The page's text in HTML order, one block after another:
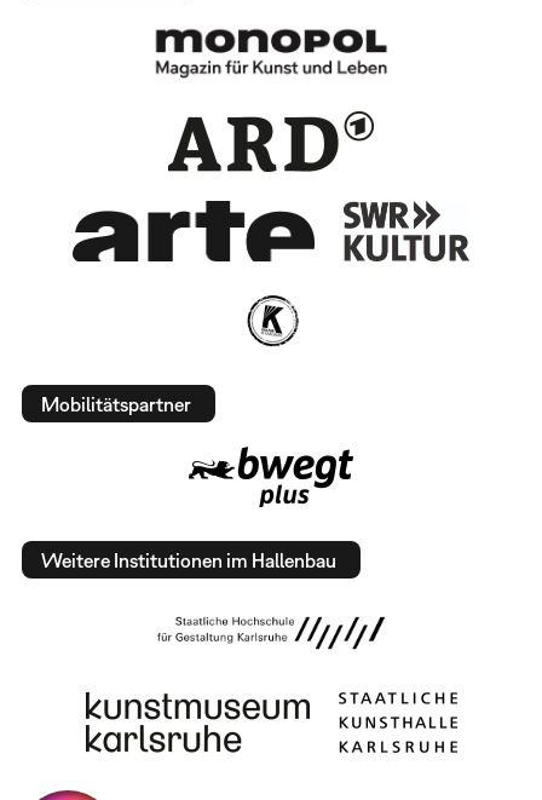
Mobilitätspartner
Weitere Institutionen im Hallenbau